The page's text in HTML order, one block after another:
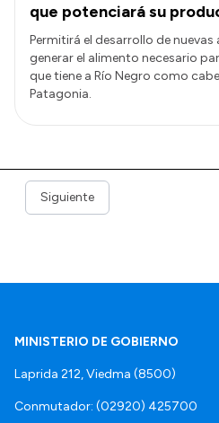
que potenciará su
Permitirá el desarrollo de
generar el alimento necesario
que tiene a Río Negro como
Patagonia.
Siguiente
MINISTERIO DE GOBIERNO
Laprida 212, Viedma (8500)
Conmutador: (02920) 425700